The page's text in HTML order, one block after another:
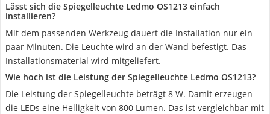
Lässt sich die Spiegelleuchte Ledmo OS1213 einfach
installieren?
Mit dem passenden Werkzeug dauert die Installation nur ein
paar Minuten. Die Leuchte wird an der Wand befestigt. Das
Installationsmaterial wird mitgeliefert.
Wie hoch ist die Leistung der Spiegelleuchte Ledmo OS1213?
Die Leistung der Spiegelleuchte beträgt 8 W. Damit erzeugen
die LEDs eine Helligkeit von 800 Lumen. Das ist vergleichbar mit